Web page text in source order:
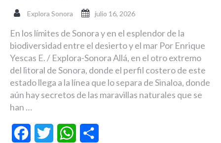
Explora Sonora julio 16, 2026
En los límites de Sonora y en el esplendor de la
biodiversidad entre el desierto y el mar Por Enrique
Yescas E. / Explora-Sonora Allá, en el otro extremo
del litoral de Sonora, donde el perfil costero de este
estado llega a la línea que lo separa de Sinaloa, donde
aún hay secretos de las maravillas naturales que se
han …
FacebookTwitter WhatsApp